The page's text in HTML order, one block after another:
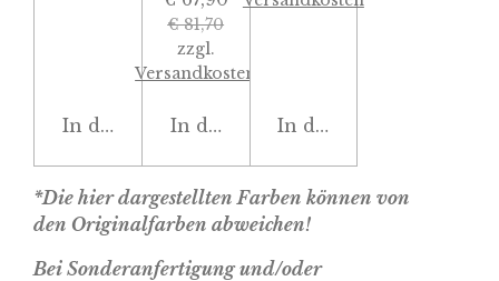
In den Warenkorb
€ 81,70
zzgl.
Versandkosten
In den WarenkorbIn den Warenkorb
*Die hier dargestellten Farben können von
den Originalfarben abweichen!
Bei Sonderanfertigung und/oder